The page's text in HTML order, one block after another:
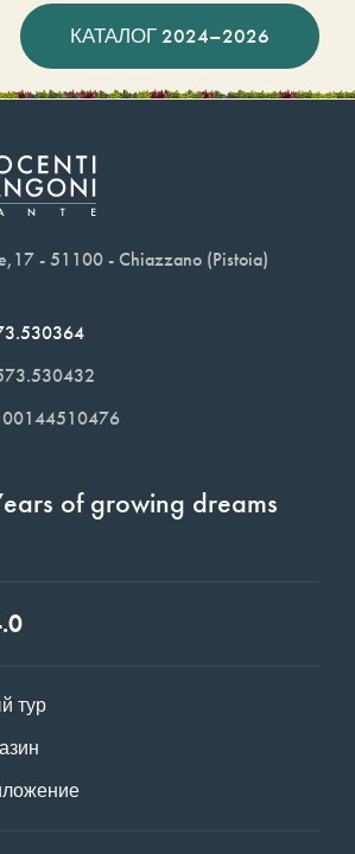
КАТАЛОГ 2024–2026
- 51100 - Chiazzano (Pistoia)
of growing dreams
тур